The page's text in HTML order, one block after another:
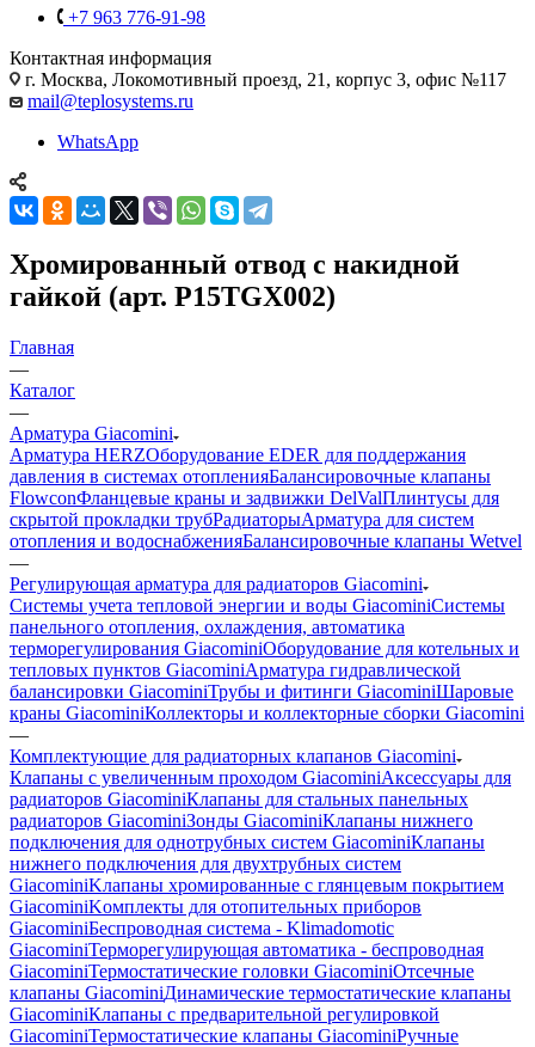
+7 963 776-91-98
Контактная информация
г. Москва, Локомотивный проезд, 21, корпус 3, офис №117
mail@teplosystems.ru
WhatsApp
Хромированный отвод с накидной
гайкой (арт. P15TGX002)
Главная
—
Каталог
—
Арматура Giacomini
Арматура HERZОборудование EDER для поддержания
давления в системах отопленияБалансировочные клапаны
FlowconФланцевые краны и задвижки DelValПлинтусы для
скрытой прокладки трубРадиаторыАрматура для систем
отопления и водоснабженияБалансировочные клапаны Wetvel
—
Регулирующая арматура для радиаторов Giacomini
Системы учета тепловой энергии и воды GiacominiСистемы
панельного отопления, охлаждения, автоматика
терморегулирования GiacominiОборудование для котельных и
тепловых пунктов GiacominiАрматура гидравлической
балансировки GiacominiТрубы и фитинги GiacominiШаровые
краны GiacominiКоллекторы и коллекторные сборки Giacomini
—
Комплектующие для радиаторных клапанов Giacomini
Клапаны с увеличенным проходом GiacominiАксессуары для
радиаторов GiacominiКлапаны для стальных панельных
радиаторов GiacominiЗонды GiacominiКлапаны нижнего
подключения для однотрубных систем GiacominiКлапаны
нижнего подключения для двухтрубных систем
GiacominiKлапаны хромированные с глянцевым покрытием
GiacominiKомплекты для отопительных приборов
GiacominiБеспроводная система - Klimadomotic
GiacominiТерморегулирующая автоматика - беспроводная
GiacominiТермостатические головки GiacominiОтсечные
клапаны GiacominiДинамические термостатические клапаны
GiacominiКлапаны с предварительной регулировкой
GiacominiТермостатические клапаны GiacominiРучные